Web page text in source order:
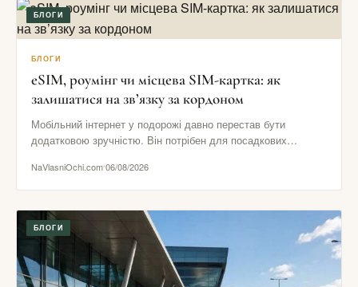
БЛОГИ
БЛОГИ
eSIM, роумінг чи місцева SIM-картка: як
залишатися на зв’язку за кордоном
Мобільний інтернет у подорожі давно перестав бути
додатковою зручністю. Він потрібен для посадкових
NaVlasniOchi.com06/08/2026
БЛОГИ